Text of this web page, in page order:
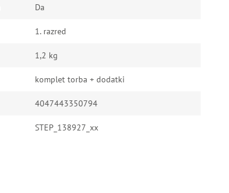
Da
1. razred
1,2 kg
komplet torba + dodatki
4047443350794
STEP_138927_xx